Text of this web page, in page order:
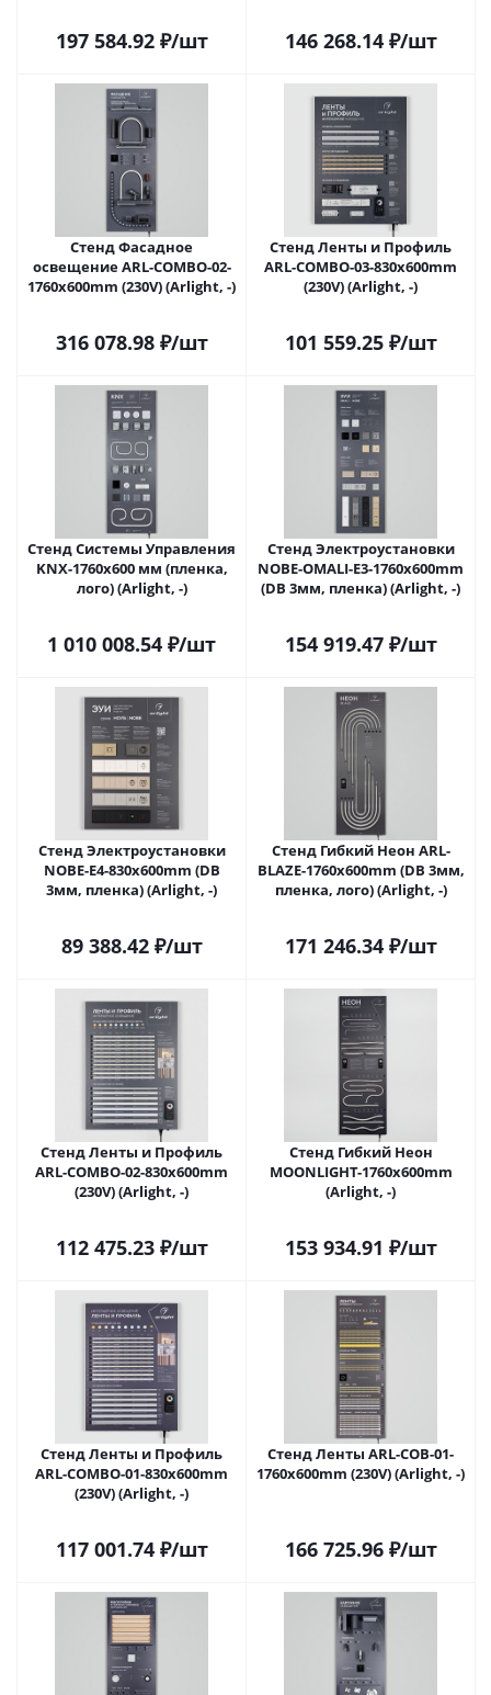
197 584.92₽/шт 146 268.14₽/шт
Стенд Фасадное
освещение ARL-COMBO-02-
1760x600mm (230V) (Arlight, -)
316 078.98₽/шт
Стенд Ленты и Профиль
ARL-COMBO-03-830х600mm
(230V) (Arlight, -)
101 559.25₽/шт
Стенд Системы Управления
KNX-1760х600 мм (пленка,
лого) (Arlight, -)
1 010 008.54 ₽/шт
Стенд Электроустановки
NOBE-OMALI-E3-1760x600mm
(DB 3мм, пленка) (Arlight, -)
154 919.47₽/шт
Стенд Электроустановки
NOBE-E4-830x600mm (DB
3мм, пленка) (Arlight, -)
89 388.42₽/шт
Стенд Гибкий Неон ARL-
BLAZE-1760x600mm (DB 3мм,
пленка, лого) (Arlight, -)
171 246.34₽/шт
Стенд Ленты и Профиль
ARL-COMBO-02-830х600mm
(230V) (Arlight, -)
112 475.23₽/шт
Стенд Гибкий Неон
MOONLIGHT-1760x600mm
(Arlight, -)
153 934.91 ₽/шт
Стенд Ленты и Профиль
ARL-COMBO-01-830х600mm
(230V) (Arlight, -)
117 001.74₽/шт
Стенд Ленты ARL-COB-01-
1760х600mm (230V) (Arlight, -)
166 725.96₽/шт